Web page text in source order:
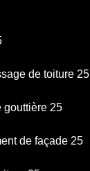
de toiture 25
gouttière 25
de façade 25